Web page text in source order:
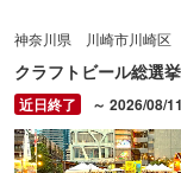
神奈川県 川崎市川崎区
クラフトビール総選
～ 2026/08/